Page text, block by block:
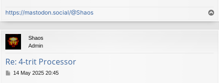
https://mastodon.social/@Shaos
o
p
Shaos
Admin
Re: 4-trit Processor
P14 May 2025 20:45